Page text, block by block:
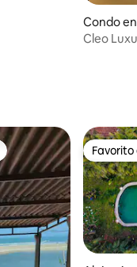
Condo
Cleo
Favorito